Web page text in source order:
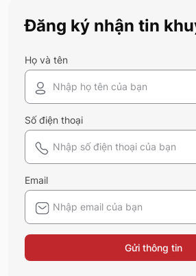
Đăng ký nhận tin
Họ và tên
Số điện thoại
Email
Gửi thông tin